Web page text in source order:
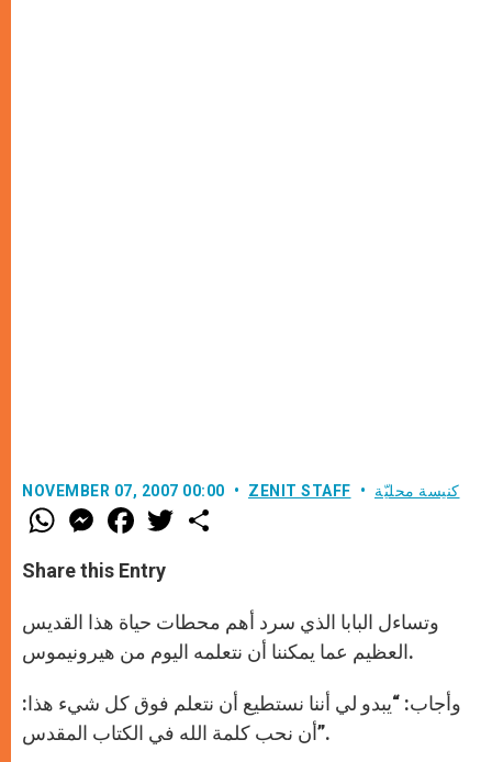
NOVEMBER 07, 2007 00:00 ZENIT STAFF كنيسة محليّة
W
h
t
s
p
p
M
e
s
e
g
e
r
F
a
e
b
o
k
w
r
Share this Entry
وتساءل البابا الذي سرد أهم محطات حياة هذا القديس
العظيم عما يمكننا أن نتعلمه اليوم من هيرونيموس.
وأجاب: “يبدو لي أننا نستطيع أن نتعلم فوق كل شيء هذا:
أن نحب كلمة الله في الكتاب المقدس”.